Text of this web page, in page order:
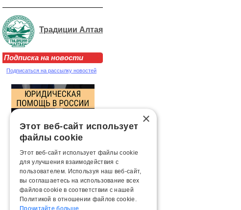
Традиции Алтая
Подписка на новости
Подписаться на рассылку новостей
×
Этот веб-сайт использует
файлы cookie
Этот веб-сайт использует файлы cookie
для улучшения взаимодействия с
пользователем. Используя наш веб-сайт,
вы соглашаетесь на использование всех
файлов cookie в соответствии с нашей
Политикой в ​​отношении файлов cookie.
Прочитайте больше